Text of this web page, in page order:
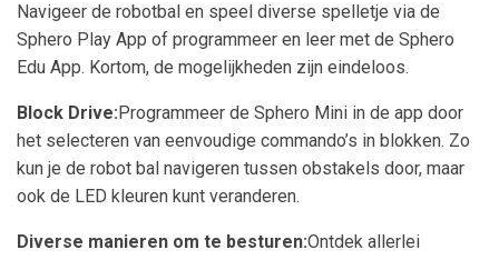
Navigeer de robotbal en speel diverse spelletje via de
Sphero Play App of programmeer en leer met de Sphero
Edu App. Kortom, de mogelijkheden zijn eindeloos.
Block Drive:Programmeer de Sphero Mini in de app door
het selecteren van eenvoudige commando’s in blokken. Zo
kun je de robot bal navigeren tussen obstakels door, maar
ook de LED kleuren kunt veranderen.
Diverse manieren om te besturen:Ontdek allerlei